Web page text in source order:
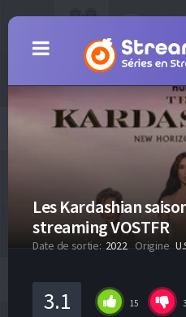
Les Kardashian
streaming VOSTFR
Date de sortie: 2022 Origine
3.1 15